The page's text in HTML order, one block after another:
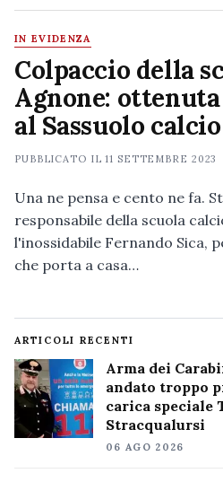
IN EVIDENZA
Colpaccio della
Agnone:
al Sassuolo calcio
PUBBLICATO IL11 SETTEMBRE 2023
Una ne pensa e cento ne fa.
responsabile della scuola
l'inossidabile Fernando Sica,
che porta a casa…
ARTICOLI RECENTI
Arma dei
andato troppo
carica speciale
Stracqualursi
06 AGO 2026